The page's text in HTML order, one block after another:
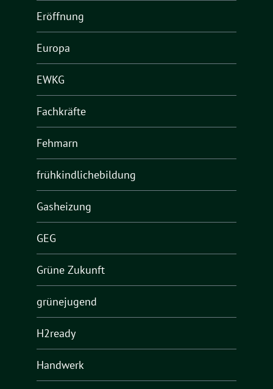
Eröffnung
Europa
EWKG
Fachkräfte
Fehmarn
frühkindlichebildung
Gasheizung
GEG
Grüne Zukunft
grünejugend
H2ready
Handwerk